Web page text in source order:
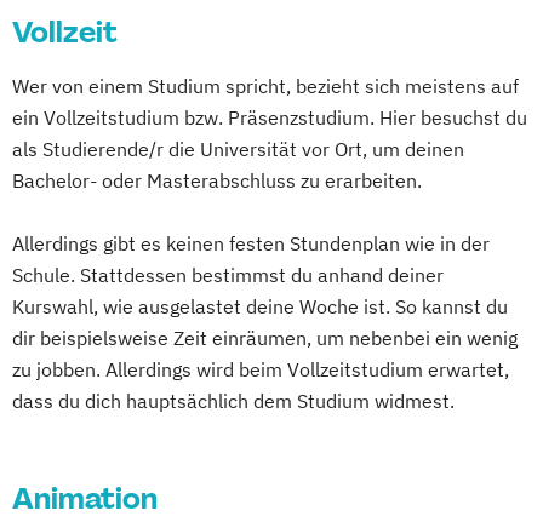
Graphic Design
Media Reporter Mediendesigner*in
Medienmanager*in Moderator*in
Moderator*in & Redakteur*in
Music and Audio Production
Musik Designer*in Musikproduzent*in
Photography Tonmeister*in
Videoproduzent*in
Vollzeit
Wer von einem Studium spricht, bezieht sich meistens auf
ein Vollzeitstudium bzw. Präsenzstudium. Hier besuchst du
als Studierende/r die Universität vor Ort, um deinen
Bachelor- oder Masterabschluss zu erarbeiten.
Allerdings gibt es keinen festen Stundenplan wie in der
Schule. Stattdessen bestimmst du anhand deiner
Kurswahl, wie ausgelastet deine Woche ist. So kannst du
dir beispielsweise Zeit einräumen, um nebenbei ein wenig
zu jobben. Allerdings wird beim Vollzeitstudium erwartet,
dass du dich hauptsächlich dem Studium widmest.
Animation